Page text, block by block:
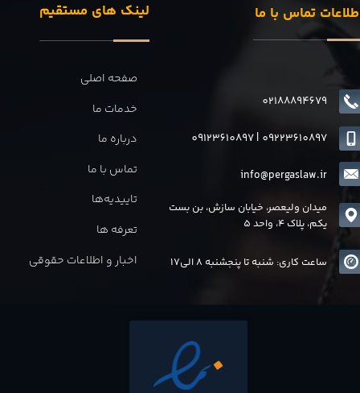
لینک های مستقیم
صفحه اصلی
خدمات ما
درباره ما
تماس با ما
تاییدیه‌ها
تعرفه ها
اخبار و اطلاعات حقوقی
تماس با ما
02188894679
info@pergaslaw.ir
09123610897| 09223610897
میدان ولیعصر، خیابان سازش، بن بست
یکم، پلاک 4، واحد 5
ساعت کاری: شنبه تا پنجشنبه 8 الی17